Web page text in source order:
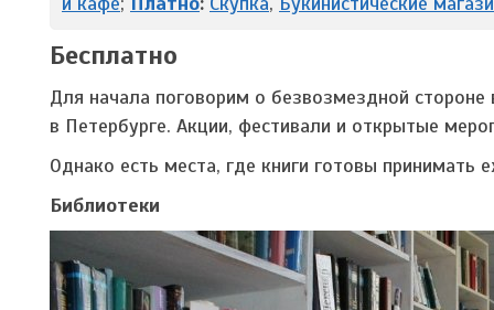
Бесплатно
Для начала поговорим о безвозмездной
в Петербурге. Акции, фестивали и открытые
Однако есть места, где книги готовы
Библиотеки